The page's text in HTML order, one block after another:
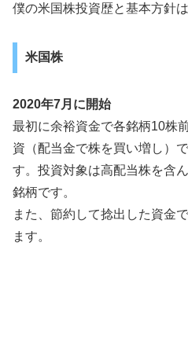
僕の米国株投資歴と基本方針
米国株
2020年7月に開始
最初に余裕資金で各銘柄10株
資（配当金で株を買い増し）
す。投資対象は高配当株を含
銘柄です。
また、節約して捻出した資金
ます。